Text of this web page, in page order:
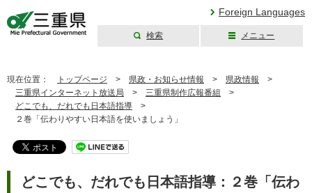
Foreign Languages
検索 メニュー
現在位置： トップページ > 県政・お知らせ情報 > 県政情報 >
三重県インターネット放送局 > 三重県制作広報番組
>
どこでも、だれでも日本語指導 >
２巻「伝わりやすい日本語を使いましょう」
どこでも、だれでも日本語指導：２巻「伝わ